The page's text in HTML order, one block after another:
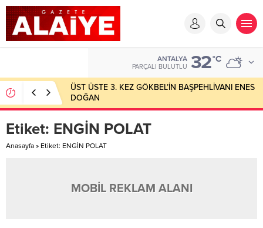
ANTALYA
PARÇALI BULUTLU 32°C
ÜST ÜSTE 3. KEZ GÖKBEL’İN BAŞPEHLİVANI ENES
DOĞAN
Etiket: ENGİN POLAT
Anasayfa » Etiket: ENGİN POLAT
MOBİL REKLAM ALANI